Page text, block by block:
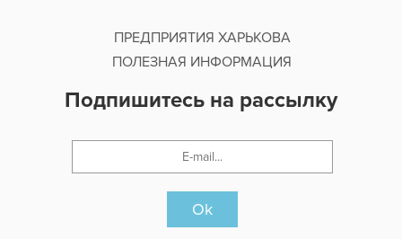
ПРЕДПРИЯТИЯ ХАРЬКОВА
ПОЛЕЗНАЯ ИНФОРМАЦИЯ
Подпишитесь на рассылку
Ok